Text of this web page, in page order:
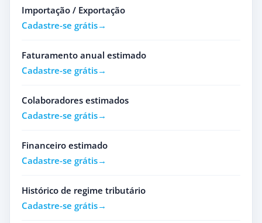
Importação / Exportação
Cadastre-se grátis
Faturamento anual estimado
Cadastre-se grátis
Colaboradores estimados
Cadastre-se grátis
Financeiro estimado
Cadastre-se grátis
Histórico de regime tributário
Cadastre-se grátis